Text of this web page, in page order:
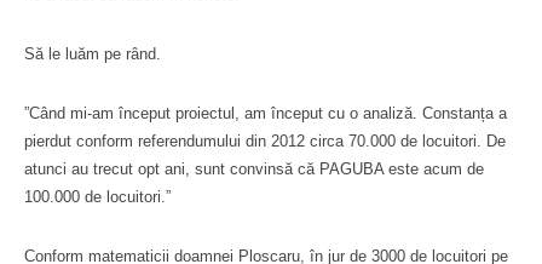
Să le luăm pe rând.
”Când mi-am început proiectul, am început cu o analiză. Constanța a
pierdut conform referendumului din 2012 circa 70.000 de locuitori. De
atunci au trecut opt ani, sunt convinsă că PAGUBA este acum de
100.000 de locuitori.”
Conform matematicii doamnei Ploscaru, în jur de 3000 de locuitori pe